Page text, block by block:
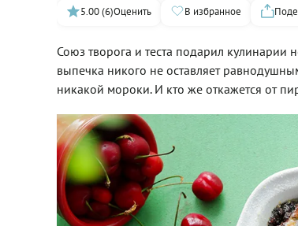
5.00 (6)Оценить В избранное
Союз творога и теста подарил кулинарии
выпечка никого не оставляет
никакой мороки. И кто же откажется от